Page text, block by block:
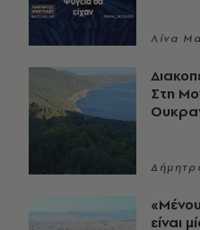
Λίνα
Στη
είναι